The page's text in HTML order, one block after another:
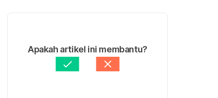
Apakah artikel ini membantu?